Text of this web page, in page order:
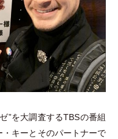
”を大調査するTBSの番組
・ キーとそのパートナーで